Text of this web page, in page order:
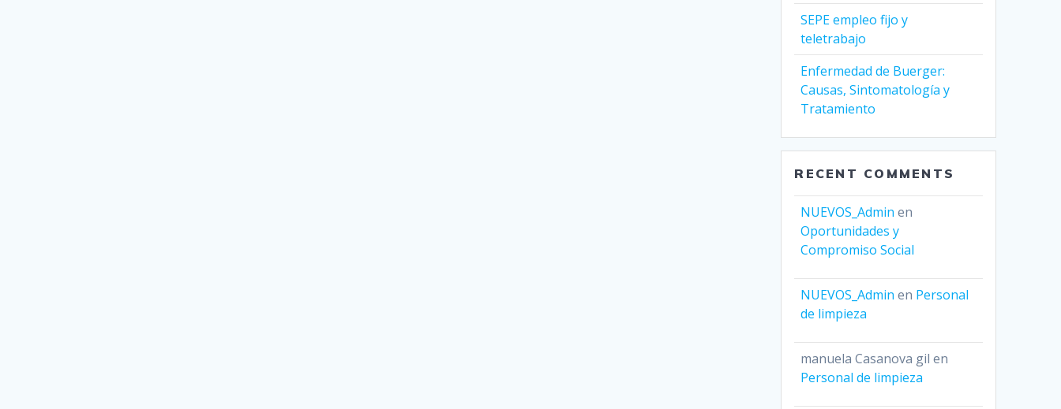
SEPE empleo fijo y
teletrabajo
Enfermedad de Buerger:
Causas, Sintomatología y
Tratamiento
RECENT COMMENTS
NUEVOS_Admin en
Oportunidades y
Compromiso Social
NUEVOS_Admin en Personal
de limpieza
manuela Casanova gil en
Personal de limpieza